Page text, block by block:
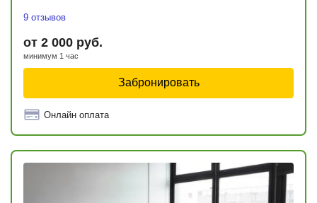
9 отзывов
от 2 000 руб.
минимум 1 час
Забронировать
Онлайн оплата